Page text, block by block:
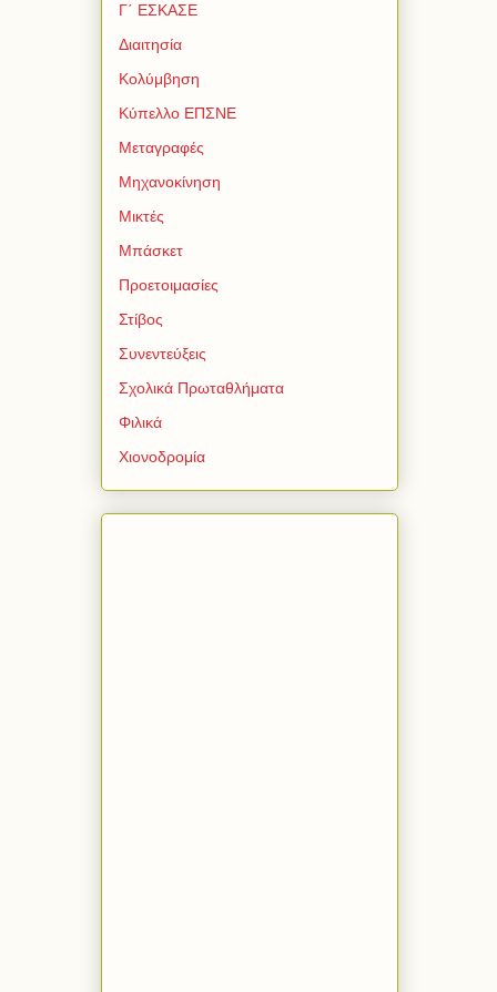
Γ΄ ΕΣΚΑΣΕ
Διαιτησία
Κολύμβηση
Κύπελλο ΕΠΣΝΕ
Μεταγραφές
Μηχανοκίνηση
Μικτές
Μπάσκετ
Προετοιμασίες
Στίβος
Συνεντεύξεις
Σχολικά Πρωταθλήματα
Φιλικά
Χιονοδρομία